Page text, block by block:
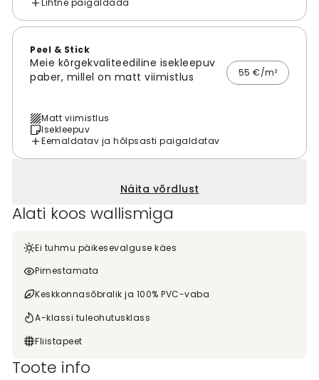
Lihtne paigaldada
Peel & Stick
Meie kõrgekvaliteediline isekleepuv
paber, millel on matt viimistlus
55 €/m²
Matt viimistlus
Isekleepuv
Eemaldatav ja hõlpsasti paigaldatav
Näita võrdlust
Alati koos wallismiga
Ei tuhmu päikesevalguse käes
Pimestamata
Keskkonnasõbralik ja 100% PVC-vaba
A-klassi tuleohutusklass
Fliistapeet
Toote info